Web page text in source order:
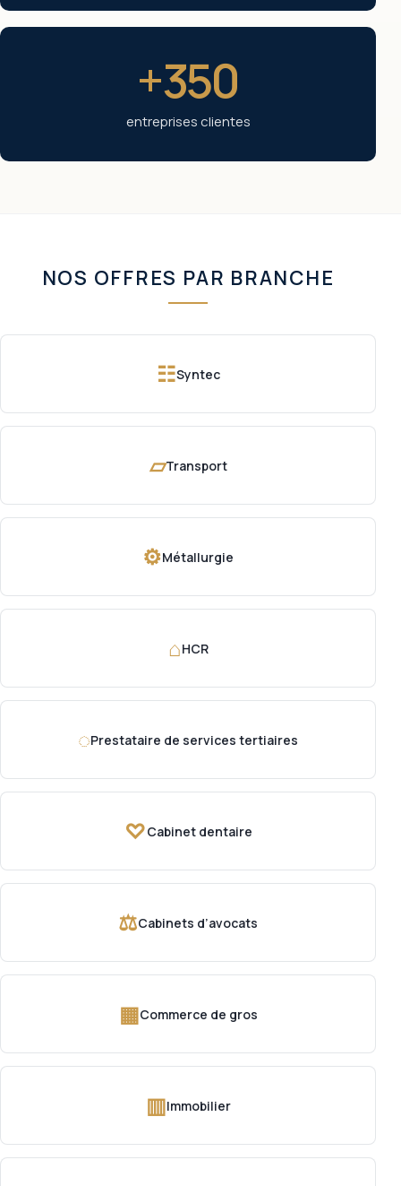
+350
entreprises clientes
NOS OFFRES PAR BRANCHE
☷Syntec
▱Transport
⚙Métallurgie
⌂HCR
◌Prestataire de services tertiaires
♡Cabinet dentaire
⚖Cabinets d’avocats
▦Commerce de gros
▥Immobilier